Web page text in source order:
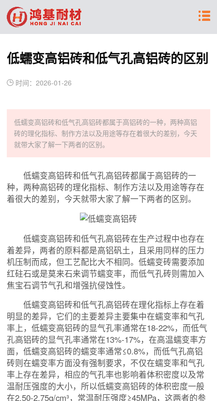
低蠕变高铝砖和低气孔高铝砖的区别
时间：2026-01-26
低蠕变高铝砖和低气孔高铝砖都属于高铝砖的一种，两种高铝
砖的理化指标、制作方法以及用途等存在着很大的差别，今天
就带大家了解一下两者的区别。
低蠕变高铝砖和低气孔高铝砖都属于高铝砖的一
种，两种高铝砖的理化指标、制作方法以及用途等存在
着很大的差别，今天就带大家了解一下两者的区别。
低蠕变高铝砖和低气孔高铝砖在生产过程中也存在
着差异，两者的原料都是高铝矾土，且采用同样的压力
机压制而成，但工艺配比大不相同。低蠕变砖需要添加
红砫石或是莫来石来调节蠕变率，而低气孔砖则需加入
焦宝石调节气孔和增强抗侵蚀性。
低蠕变高铝砖和低气孔高铝砖在理化指标上存在着
明显的差异，它们的主要差异主要集中在蠕变率和气孔
率上，低蠕变高铝砖的显气孔率通常在18-22%，而低气
孔高铝砖的显气孔率通常在13%-17%，在高温蠕变率方
面，低蠕变高铝砖的蠕变率通常≤0.8%，而低气孔高铝
砖则在蠕变率方面没有强制要求，不仅在蠕变率和气孔
率上存在差异，相应的气孔率也影响着体积密度以及常
温耐压强度的大小，所以低蠕变高铝砖的体积密度一般
在2.50-2.75g/cm³，常温耐压强度≥45MPa，这两者的参